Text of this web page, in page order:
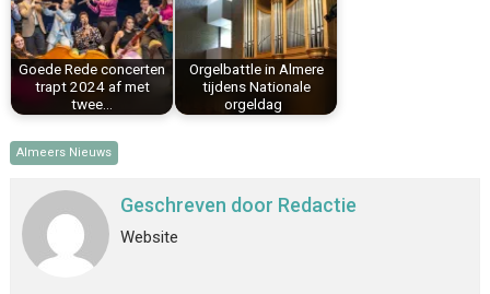
Goede Rede concerten
trapt 2024 af met
twee…
Orgelbattle in Almere
tijdens Nationale
orgeldag
Almeers Nieuws
Geschreven door Redactie
Website